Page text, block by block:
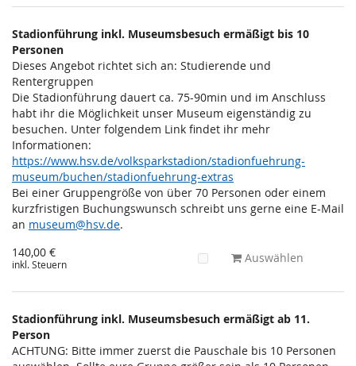
Stadionführung inkl. Museumsbesuch ermäßigt bis 10
Personen
Dieses Angebot richtet sich an: Studierende und
Rentergruppen
Die Stadionführung dauert ca. 75-90min und im Anschluss
habt ihr die Möglichkeit unser Museum eigenständig zu
besuchen. Unter folgendem Link findet ihr mehr
Informationen:
https://www.hsv.de/volksparkstadion/stadionfuehrung-
museum/buchen/stadionfuehrung-extras
Bei einer Gruppengröße von über 70 Personen oder einem
kurzfristigen Buchungswunsch schreibt uns gerne eine E-Mail
an museum@hsv.de.
140,00 €
inkl. Steuern Auswählen
Stadionführung inkl. Museumsbesuch ermäßigt ab 11.
Person
ACHTUNG: Bitte immer zuerst die Pauschale bis 10 Personen